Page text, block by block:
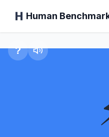
Human
Ana Sayfa
Tepki
?